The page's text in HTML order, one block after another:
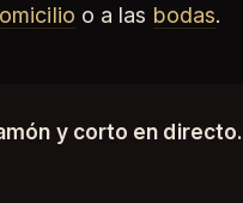
o a las bodas.
y corto en directo.